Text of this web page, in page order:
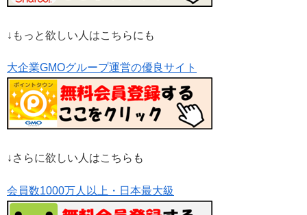
↓もっと欲しい人はこちらにも
大企業GMOグループ運営の優良サイト
↓さらに欲しい人はこちらも
会員数1000万人以上・日本最大級